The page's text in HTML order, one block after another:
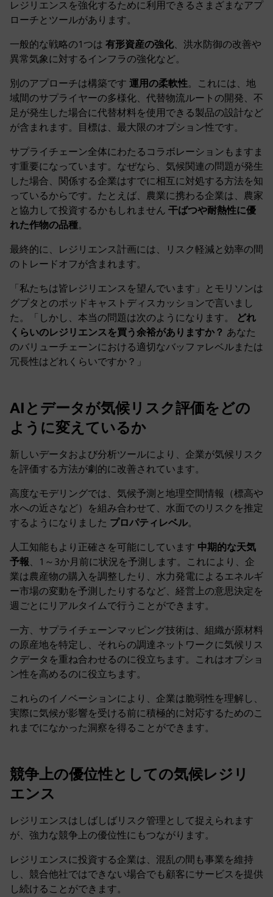
レジリエンスを強化するために利用できるさまざまなアプ
ローチとツールがあります。
一般的な戦略の1つは 有形資産の強化、洪水防御の改善や
異常気象に対するインフラの強化など。
別のアプローチは構築です 運用の柔軟性。これには、地
域間のサプライヤーの多様化、代替物流ルートの開発、不
足が発生した場合に代替材料を使用できる製品の設計など
が含まれます。目標は、最大限のオプション性です。
サプライチェーン全体にわたるコラボレーションもますま
す重要になっています。なぜなら、気候関連の問題が発生
した場合、関係する企業はすでに相互に対処する方法を知
っているからです。たとえば、農業に携わる企業は、農家
と協力して投資するかもしれません 干ばつや耐熱性に優
れた作物の品種。
最終的に、レジリエンス計画には、リスク軽減と効率の間
のトレードオフが含まれます。
「私たちは皆レジリエンスを望んでいます」とモリソンは
グプタとのポッドキャストディスカッションで言いまし
た。「しかし、本当の問題は次のようになります。
どれ
くらいのレジリエンスを買う余裕がありますか？ あなた
のバリューチェーンにおける適切なバッファレベルまたは
冗長性はどれくらいですか？」
AIとデータが気候リスク評価をどの
ように変えているか
新しいデータおよび分析ツールにより、企業が気候リスク
を評価する方法が劇的に改善されています。
高度なモデリングでは、気候予測と地理空間情報（標高や
水への近さなど）を組み合わせて、水面でのリスクを推定
するようになりました プロパティレベル。
人工知能もより正確さを可能にしています 中期的な天気
予報 、1～3か月前に状況を予測します。これにより、企
業は農産物の購入を調整したり、水力発電によるエネルギ
ー市場の変動を予測したりするなど、経営上の意思決定を
週ごとにリアルタイムで行うことができます。
一方、サプライチェーンマッピング技術は、組織が原材料
の原産地を特定し、それらの調達ネットワークに気候リス
クデータを重ね合わせるのに役立ちます。これはオプショ
ン性を高めるのに役立ちます。
これらのイノベーションにより、企業は脆弱性を理解し、
実際に気候が影響を受ける前に積極的に対応するためのこ
れまでになかった洞察を得ることができます。
競争上の優位性としての気候レジリ
エンス
レジリエンスはしばしばリスク管理として捉えられます
が、強力な競争上の優位性にもつながります。
レジリエンスに投資する企業は、混乱の間も事業を維持
し、競合他社ではできない場合でも顧客にサービスを提供
し続けることができます。